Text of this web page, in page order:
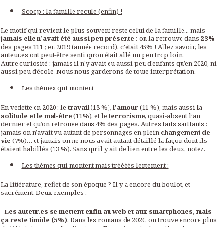
Scoop : la famille recule (enfin) !
Le motif qui revient le plus souvent reste celui de la famille... mais
jamais elle n’avait été aussi peu présente : on la retrouve dans 23%
des pages 111 ; en 2019 (année record), c'était 45% ! Allez savoir, les
auteur.es ont peut-être senti qu’on était allé un peu trop loin.
Autre curiosité : jamais il n’y avait eu aussi peu d’enfants qu’en 2020, ni
aussi peu d’école. Nous nous garderons de toute interprétation.
Les thèmes qui montent
En vedette en 2020 : le travail(13 %), l'amour(11 %), mais aussila
solitude et le mal-être (11%), et le terrorisme, quasi-absent l’an
dernier et qu’on retrouve dans 4% des pages. Autres faits saillants :
jamais on n’avait vu autant de personnages en plein changement de
vie (7%)… et jamais on ne nous avait autant détaillé la façon dont ils
étaient habillés (13 %). Sans qu’il y ait de lien entre les deux, notez.
Les thèmes qui montent mais trèèèès lentement :
La littérature, reflet de son époque ? Il y a encore du boulot, et
sacrément. Deux exemples :
-Les auteur.es se mettent enfin au web et aux smartphones, mais
ça reste timide (5%). Dans les romans de 2020, on trouve encore plus